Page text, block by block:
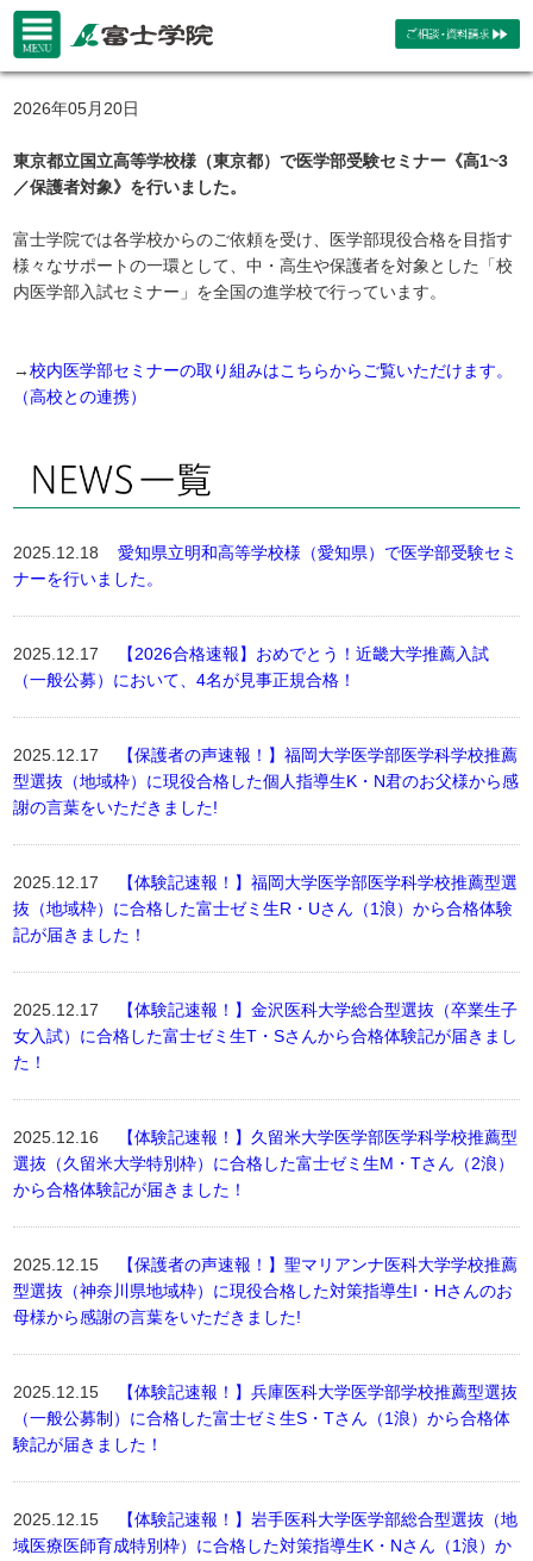
2026年05月20日
東京都立国立高等学校様（東京都）で医学部受験セミナー《高1~3
／保護者対象》を行いました。
富士学院では各学校からのご依頼を受け、医学部現役合格を目指す
様々なサポートの一環として、中・高生や保護者を対象とした「校
内医学部入試セミナー」を全国の進学校で行っています。
→校内医学部セミナーの取り組みはこちらからご覧いただけます。
（高校との連携）
2025.12.18愛知県立明和高等学校様（愛知県）で医学部受験セミ
ナーを行いました。
2025.12.17
【2026合格速報】おめでとう！近畿大学推薦入試
（一般公募）において、4名が見事正規合格！
2025.12.17
【保護者の声速報！】福岡大学医学部医学科学校推薦
型選抜（地域枠）に現役合格した個人指導生K・N君のお父様から感
謝の言葉をいただきました!
2025.12.17
【体験記速報！】福岡大学医学部医学科学校推薦型選
抜（地域枠）に合格した富士ゼミ生R・Uさん（1浪）から合格体験
記が届きました！
2025.12.17
【体験記速報！】金沢医科大学総合型選抜（卒業生子
女入試）に合格した富士ゼミ生T・Sさんから合格体験記が届きまし
た！
2025.12.16
【体験記速報！】久留米大学医学部医学科学校推薦型
選抜（久留米大学特別枠）に合格した富士ゼミ生M・Tさん（2浪）
から合格体験記が届きました！
2025.12.15
【保護者の声速報！】聖マリアンナ医科大学学校推薦
型選抜（神奈川県地域枠）に現役合格した対策指導生I・Hさんのお
母様から感謝の言葉をいただきました!
2025.12.15
【体験記速報！】兵庫医科大学医学部学校推薦型選抜
（一般公募制）に合格した富士ゼミ生S・Tさん（1浪）から合格体
験記が届きました！
2025.12.15
【体験記速報！】岩手医科大学医学部総合型選抜（地
域医療医師育成特別枠）に合格した対策指導生K・Nさん（1浪）か